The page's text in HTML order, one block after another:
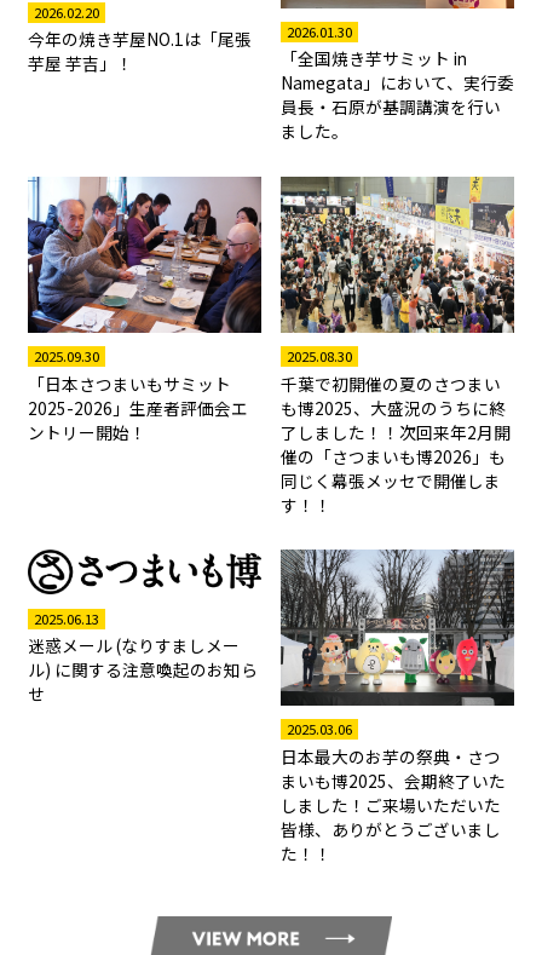
2026.02.20
今年の焼き芋屋NO.1は「尾張
芋屋 芋吉」！
2026.01.30
「全国焼き芋サミット in
Namegata」において、実行委
員長・石原が基調講演を行い
ました。
2025.09.30
「日本さつまいもサミット
2025-2026」生産者評価会エ
ントリー開始！
2025.08.30
千葉で初開催の夏のさつまい
も博2025、大盛況のうちに終
了しました！！次回来年2月開
催の「さつまいも博2026」も
同じく幕張メッセで開催しま
す！！
2025.06.13
迷惑メール (なりすましメー
ル) に関する注意喚起のお知ら
せ
2025.03.06
日本最大のお芋の祭典・さつ
まいも博2025、会期終了いた
しました！ご来場いただいた
皆様、ありがとうございまし
た！！